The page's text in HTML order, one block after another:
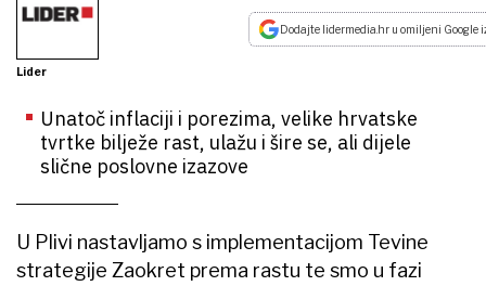
Lider
Dodajte lidermedia.hr u omiljeni Google
Unatoč inflaciji i porezima, velike hrvatske
tvrtke bilježe rast, ulažu i šire se, ali dijele
slične poslovne izazove
U Plivi nastavljamo s implementacijom Tevine
strategije Zaokret prema rastu te smo u fazi